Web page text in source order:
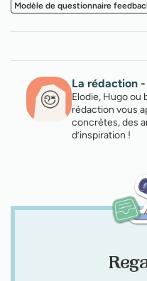
Modèle de questionnaire
La rédaction -
Elodie, Hugo ou
rédaction vous
concrètes, des
d’inspiration !